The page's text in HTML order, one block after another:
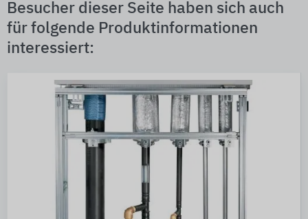
Besucher dieser Seite haben sich auch
für folgende Produktinformationen
interessiert: